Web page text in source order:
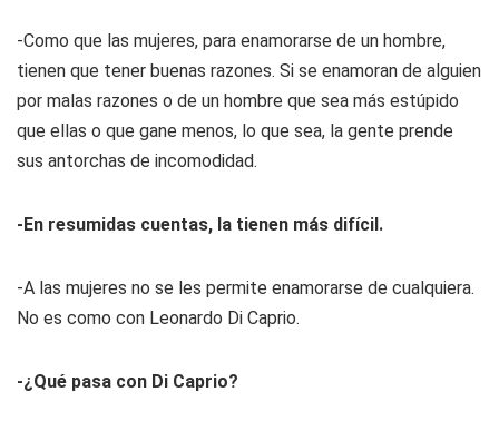
-Como que las mujeres, para enamorarse de un hombre,
tienen que tener buenas razones. Si se enamoran de alguien
por malas razones o de un hombre que sea más estúpido
que ellas o que gane menos, lo que sea, la gente prende
sus antorchas de incomodidad.
-En resumidas cuentas, la tienen más difícil.
-A las mujeres no se les permite enamorarse de cualquiera.
No es como con Leonardo Di Caprio.
-¿Qué pasa con Di Caprio?